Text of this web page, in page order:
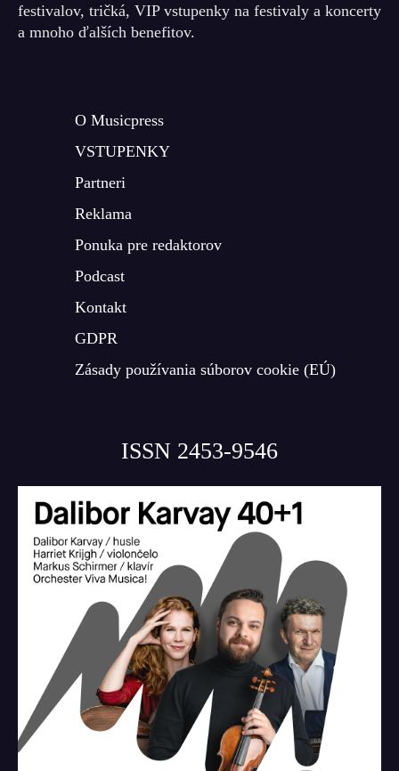
festivalov, tričká, VIP vstupenky na festivaly a koncerty
a mnoho ďalších benefitov.
O Musicpress
VSTUPENKY
Partneri
Reklama
Ponuka pre redaktorov
Podcast
Kontakt
GDPR
Zásady používania súborov cookie (EÚ)
ISSN 2453-9546